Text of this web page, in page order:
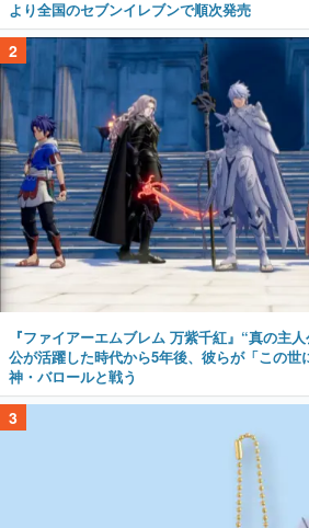
より全国のセブンイレブンで順次発売
2
『ファイアーエムブレム 万紫千紅』“真の主
公が活躍した時代から5年後、彼らが「この世
神・バロールと戦う
3